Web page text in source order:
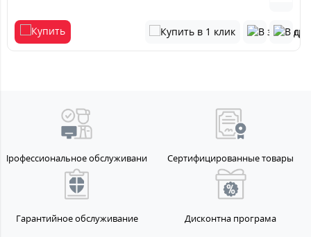
Профессиональное обслуживание Сертифицированные товары
Гарантийное обслуживание Дисконтна програма